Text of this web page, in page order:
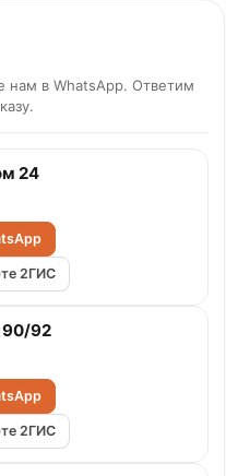
нам в WhatsApp. Ответим
24
2ГИС
90/92
2ГИС